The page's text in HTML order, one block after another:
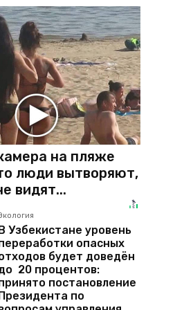
на пляже
люди вытворяют,
видят...
Узбекистане уровень
опасных
будет доведён
20 процентов:
постановление
по